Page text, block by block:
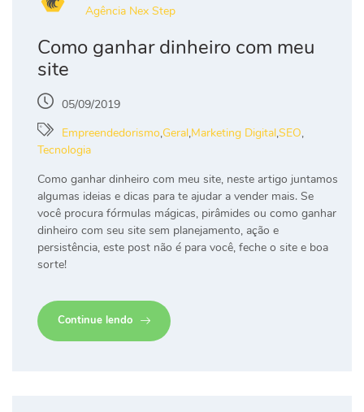
Agência Nex Step
Como ganhar dinheiro com meu
site
05/09/2019
Empreendedorismo,Geral,Marketing Digital,SEO,
Tecnologia
Como ganhar dinheiro com meu site, neste artigo juntamos
algumas ideias e dicas para te ajudar a vender mais. Se
você procura fórmulas mágicas, pirâmides ou como ganhar
dinheiro com seu site sem planejamento, ação e
persistência, este post não é para você, feche o site e boa
sorte!
Continue lendo